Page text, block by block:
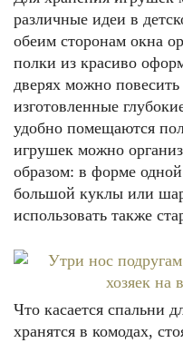
различные идеи в
обеим сторонам окна
полки из красиво
дверях можно
изготовленные
удобно помещаются
игрушек можно
образом: в форме
большой куклы или
использовать также
Что касается спальни
хранятся в комодах,